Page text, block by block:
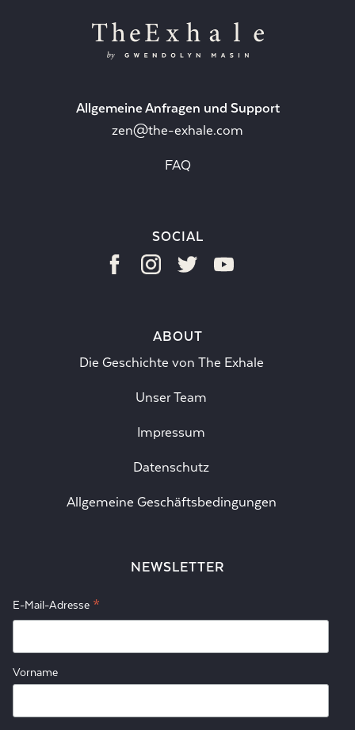
Allgemeine Anfragen und Support
zen@the-exhale.com
FAQ
SOCIAL
ABOUT
Die Geschichte von The Exhale
Unser Team
Impressum
Datenschutz
Allgemeine Geschäftsbedingungen
NEWSLETTER
E-Mail-Adresse *
Vorname